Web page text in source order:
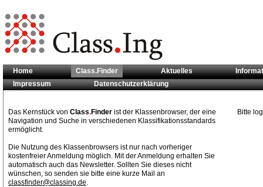
Sie sind hier:Class.Finder
Home Class.Finder Aktuelles
Impressum
Datenschutzerklärung
Das Kernstück von Class.Finder ist der Klassenbrowser, der eine
Navigation und Suche in verschiedenen Klassifikationsstandards
ermöglicht.
Die Nutzung des Klassenbrowsers ist nur nach vorheriger
kostenfreier Anmeldung möglich. Mit der Anmeldung erhalten Sie
automatisch auch das Newsletter. Sollten Sie dieses nicht
wünschen, so senden sie bitte eine kurze Mail an
classfinder@classing.de.
Bitte